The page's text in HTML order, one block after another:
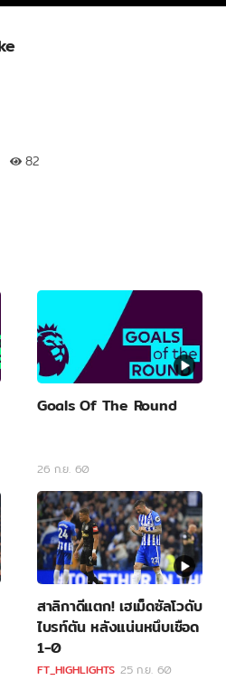
82
Goals Of The Round
26 ก.ย. 60
สาลิกาดีแตก! เฮเม็ดซัลโวดับ
ไบรท์ตัน หลังแน่นหนึบเชือด
1-0
FT_HIGHLIGHTS 25 ก.ย. 60